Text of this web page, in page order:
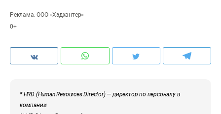
Реклама. ООО «Хэдхантер»
0+
* HRD (Human Resources Director) — директор по персоналу в
компании